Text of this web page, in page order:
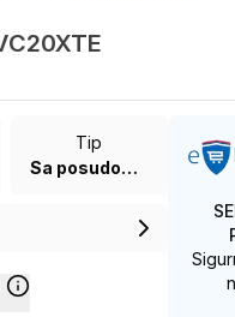
Tip
Sa posudom za prašinu